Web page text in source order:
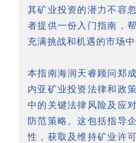
其矿业投资的潜力不容
者提供一份入门指南，
充满挑战和机遇的市场中
本指南海润天睿顾问郑
内亚矿业投资法律和政
中的关键法律风险及应
防范策略。这包括指导
性，获取及维持矿业许